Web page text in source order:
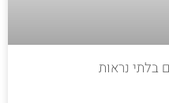
בלתי נראות